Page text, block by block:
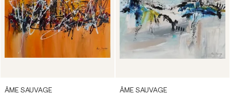
ÂME SAUVAGE ÂME SAUVAGE